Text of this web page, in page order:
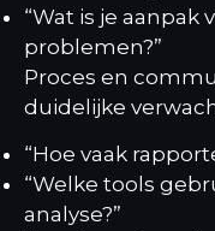
“Wat is je aanpak
problemen?”
Proces en
duidelijke
“Hoe vaak
“Welke tools
analyse?”